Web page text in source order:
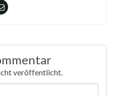
veröffentlicht.